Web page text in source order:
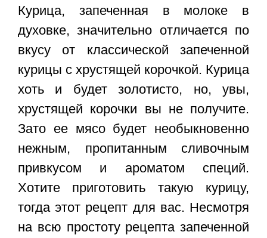
Курица, запеченная в молоке в
духовке, значительно отличается по
вкусу от классической запеченной
курицы с хрустящей корочкой. Курица
хоть и будет золотисто, но, увы,
хрустящей корочки вы не получите.
Зато ее мясо будет необыкновенно
нежным, пропитанным сливочным
привкусом и ароматом специй.
Хотите приготовить такую курицу,
тогда этот рецепт для вас. Несмотря
на всю простоту рецепта запеченной